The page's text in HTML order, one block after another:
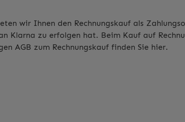
wir Ihnen den Rechnungskauf als
Klarna zu erfolgen hat. Beim Kauf auf
AGB zum Rechnungskauf finden Sie hier.